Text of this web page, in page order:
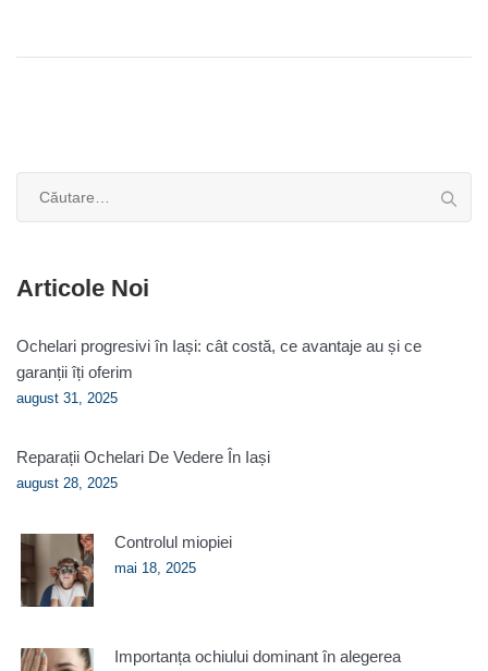
Articole Noi
Ochelari progresivi în Iași: cât costă, ce avantaje au și ce
garanții îți oferim
august 31, 2025
Reparații Ochelari De Vedere În Iași
august 28, 2025
Controlul miopiei
mai 18, 2025
Importanța ochiului dominant în alegerea